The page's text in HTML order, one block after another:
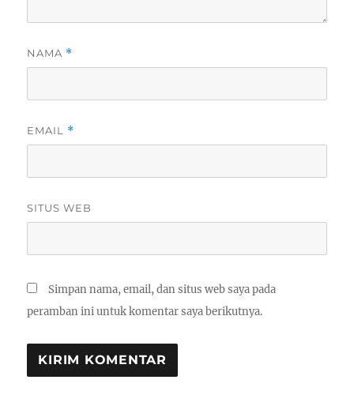
NAMA *
EMAIL *
SITUS WEB
Simpan nama, email, dan situs web saya pada
peramban ini untuk komentar saya berikutnya.